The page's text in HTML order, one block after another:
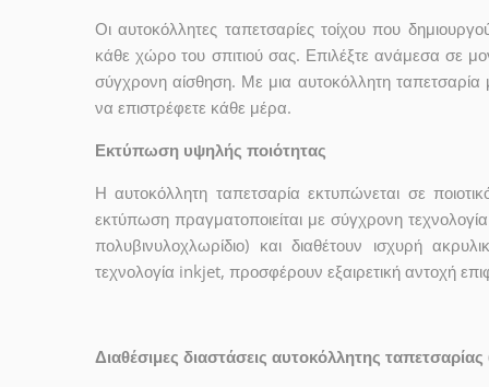
Οι αυτοκόλλητες ταπετσαρίες τοίχου που
κάθε χώρο του σπιτιού σας. Επιλέξτε ανάμεσα σε
σύγχρονη αίσθηση. Με μια αυτοκόλλητη
να επιστρέφετε κάθε μέρα.
Εκτύπωση υψηλής ποιότητας
Η αυτοκόλλητη ταπετσαρία εκτυπώνεται σε
εκτύπωση πραγματοποιείται με σύγχρονη
πολυβινυλοχλωρίδιο) και διαθέτουν ισχυρή
τεχνολογία inkjet, προσφέρουν εξαιρετική αντοχή
Διαθέσιμες διαστάσεις αυτοκόλλητης